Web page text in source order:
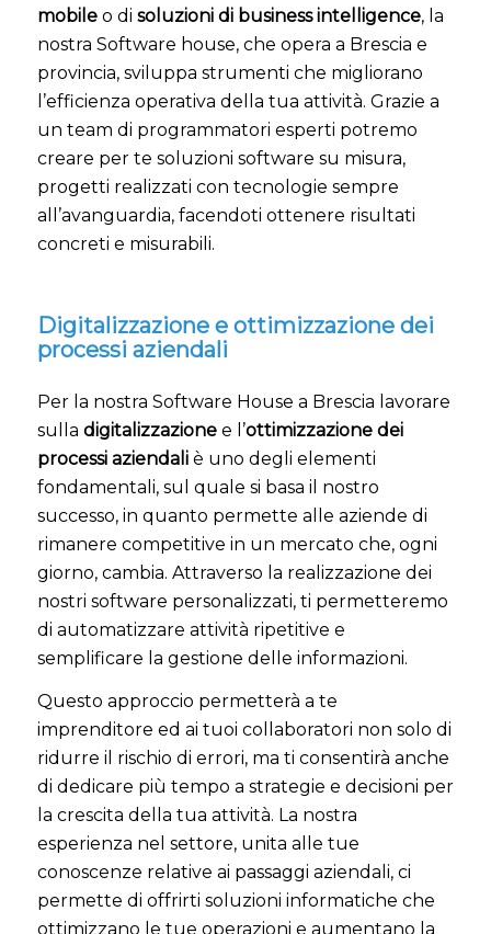
mobileo di soluzioni di business intelligence, la
nostra Software house, che opera a Brescia e
provincia, sviluppa strumenti che migliorano
l’efficienza operativa della tua attività. Grazie a
un team di programmatori esperti potremo
creare per te soluzioni software su misura,
progetti realizzati con tecnologie sempre
all’avanguardia, facendoti ottenere risultati
concreti e misurabili.
Digitalizzazione e ottimizzazione dei
processi aziendali
Per la nostra Software House a Brescia lavorare
sulla digitalizzazionee l’ottimizzazione dei
processi aziendaliè uno degli elementi
fondamentali, sul quale si basa il nostro
successo, in quanto permette alle aziende di
rimanere competitive in un mercato che, ogni
giorno, cambia. Attraverso la realizzazione dei
nostri software personalizzati, ti permetteremo
di automatizzare attività ripetitive e
semplificare la gestione delle informazioni.
Questo approccio permetterà a te
imprenditore ed ai tuoi collaboratori non solo di
ridurre il rischio di errori, ma ti consentirà anche
di dedicare più tempo a strategie e decisioni per
la crescita della tua attività. La nostra
esperienza nel settore, unita alle tue
conoscenze relative ai passaggi aziendali, ci
permette di offrirti soluzioni informatiche che
ottimizzano le tue operazioni e aumentano la